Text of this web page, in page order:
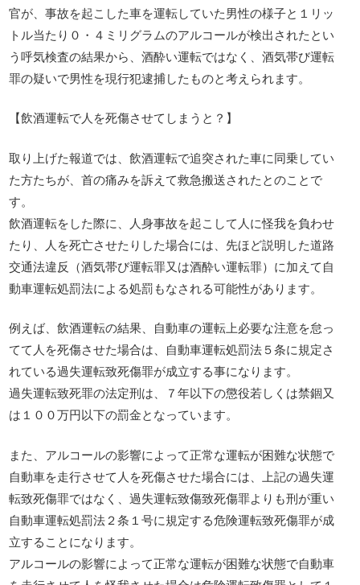
官が、事故を起こした車を運転していた男性の様子と１リッ
トル当たり０・４ミリグラムのアルコールが検出されたとい
う呼気検査の結果から、酒酔い運転ではなく、酒気帯び運転
罪の疑いで男性を現行犯逮捕したものと考えられます。
【飲酒運転で人を死傷させてしまうと？】
取り上げた報道では、飲酒運転で追突された車に同乗してい
た方たちが、首の痛みを訴えて救急搬送されたとのことで
す。
飲酒運転をした際に、人身事故を起こして人に怪我を負わせ
たり、人を死亡させたりした場合には、先ほど説明した道路
交通法違反（酒気帯び運転罪又は酒酔い運転罪）に加えて自
動車運転処罰法による処罰もなされる可能性があります。
例えば、飲酒運転の結果、自動車の運転上必要な注意を怠っ
てて人を死傷させた場合は、自動車運転処罰法５条に規定さ
れている過失運転致死傷罪が成立する事になります。
過失運転致死罪の法定刑は、７年以下の懲役若しくは禁錮又
は１００万円以下の罰金となっています。
また、アルコールの影響によって正常な運転が困難な状態で
自動車を走行させて人を死傷させた場合には、上記の過失運
転致死傷罪ではなく、過失運転致傷致死傷罪よりも刑が重い
自動車運転処罰法２条１号に規定する危険運転致死傷罪が成
立することになります。
アルコールの影響によって正常な運転が困難な状態で自動車